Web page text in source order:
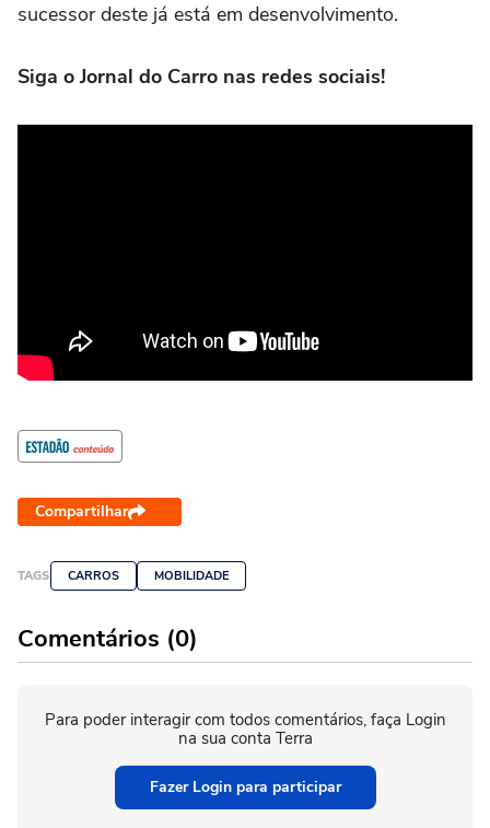
sucessor deste já está em desenvolvimento.
Siga o Jornal do Carro nas redes sociais!
Compartilhar
TAGS CARROS MOBILIDADE
Comentários (0)
Para poder interagir com todos comentários, faça Login
na sua conta Terra
Fazer Login para participar